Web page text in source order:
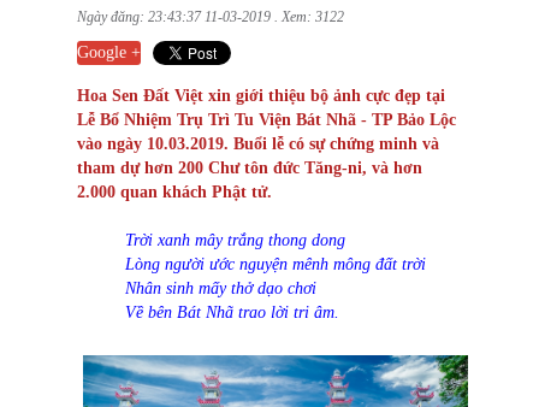
Ngày đăng: 23:43:37 11-03-2019 . Xem: 3122
Google +
Hoa Sen Đất Việt xin giới thiệu bộ ảnh cực đẹp tại
Lễ Bổ Nhiệm Trụ Trì Tu Viện Bát Nhã - TP Bảo Lộc
vào ngày 10.03.2019. Buổi lễ có sự chứng minh và
tham dự hơn 200 Chư tôn đức Tăng-ni, và hơn
2.000 quan khách Phật tử.
Trời xanh mây trắng thong dong
Lòng người ước nguyện mênh mông đất trời
Nhân sinh mấy thở dạo chơi
Về bên Bát Nhã trao lời tri âm.